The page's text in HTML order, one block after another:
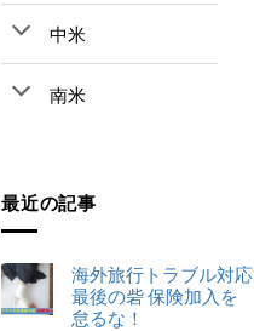
中米
南米
最近の記事
海外旅行トラブル対応
最後の砦 保険加入を
怠るな！